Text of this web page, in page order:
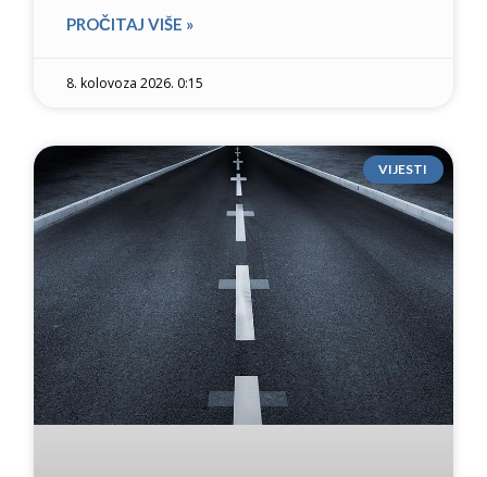
PROČITAJ VIŠE »
8. kolovoza 2026. 0:15
VIJESTI